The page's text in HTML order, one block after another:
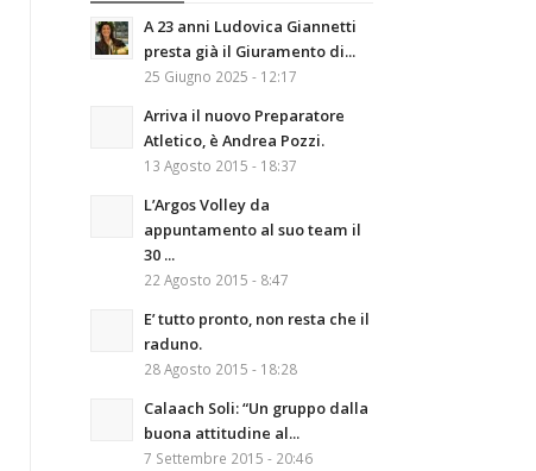
A 23 anni Ludovica Giannetti
presta già il Giuramento di...
25 Giugno 2025 - 12:17
Arriva il nuovo Preparatore
Atletico, è Andrea Pozzi.
13 Agosto 2015 - 18:37
L’Argos Volley da
appuntamento al suo team il
30 ...
22 Agosto 2015 - 8:47
E’ tutto pronto, non resta che il
raduno.
28 Agosto 2015 - 18:28
Calaach Soli: “Un gruppo dalla
buona attitudine al...
7 Settembre 2015 - 20:46